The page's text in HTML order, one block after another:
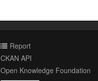
Report
CKAN API
Open Knowledge Foundation